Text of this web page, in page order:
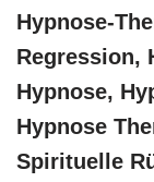
Hypnose-
Regression,
Hypnose,
Hypnose
Spirituelle